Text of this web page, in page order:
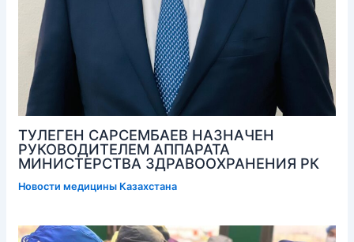
ТУЛЕГЕН САРСЕМБАЕВ НАЗНАЧЕН
РУКОВОДИТЕЛЕМ АППАРАТА
МИНИСТЕРСТВА ЗДРАВООХРАНЕНИЯ РК
Новости медицины Казахстана